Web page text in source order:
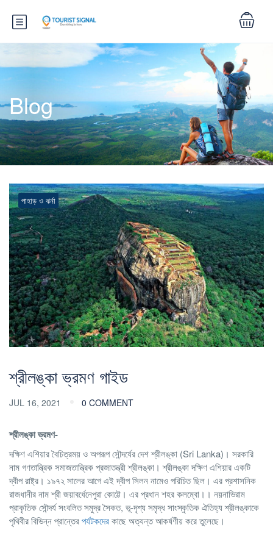
Blog
পাহাড় ও ঝর্না
শ্রীলঙ্কা ভ্রমণ গাইড
JUL 16, 2021 0 COMMENT
শ্রীলঙ্কা ভ্রমণ-
দক্ষিণ এশিয়ার বৈচিত্রময় ও অপরূপ সৌন্দর্যের দেশ শ্রীলঙ্কা (Sri Lanka)। সরকারি
নাম গণতান্ত্রিক সমাজতান্ত্রিক প্রজাতন্ত্রী শ্রীলঙ্কা। শ্রীলঙ্কা দক্ষিণ এশিয়ার একটি
দ্বীপ রাষ্ট্র। ১৯৭২ সালের আগে এই দ্বীপ সিলন নামেও পরিচিত ছিল। এর প্রশাসনিক
রাজধানীর নাম শ্রী জয়াবর্ধেনেপুরা কোট্টে। এর প্রধান শহর কলম্বো।। নয়নাভিরাম
প্রাকৃতিক সৌন্দর্য সংবলিত সমুদ্র সৈকত, ভূ-দৃশ্য সমৃদ্ধ সাংস্কৃতিক ঐতিহ্য শ্রীলঙ্কাকে
পৃথিবীর বিভিন্ন প্রান্তেরপর্যটকদেরকাছে অত্যন্ত আকর্ষণীয় করে তুলেছে।